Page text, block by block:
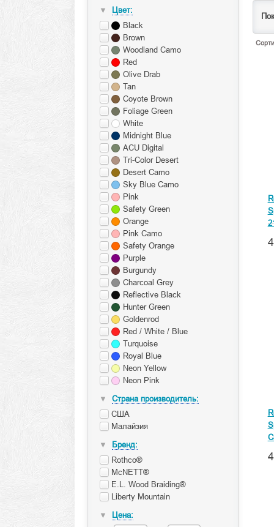
▼
Цвет:
Black
Brown
Woodland Camo
Red
Olive Drab
Tan
Coyote Brown
Foliage Green
White
Midnight Blue
ACU Digital
Tri-Color Desert
Desert Camo
Sky Blue Camo
Pink
Safety Green
Orange
Pink Camo
Safety Orange
Purple
Burgundy
Charcoal Grey
Reflective Black
Hunter Green
Goldenrod
Red / White / Blue
Turquoise
Royal Blue
Neon Yellow
Neon Pink
▼
Страна производитель:
США
Малайзия
▼
Бренд:
Rothco®
McNETT®
E.L. Wood Braiding®
Liberty Mountain
▼
Цена: